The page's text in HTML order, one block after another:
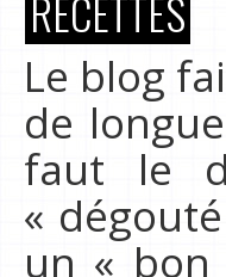
Le blog
de
faut le
«
un «